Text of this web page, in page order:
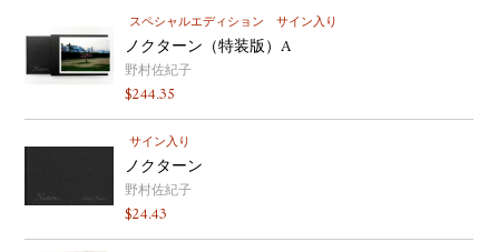
スペシャルエディション サイン入り
ノクターン（特装版）A
野村佐紀子
$244.35
サイン入り
ノクターン
野村佐紀子
$24.43